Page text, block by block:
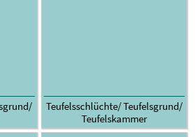
Teufelsschlüchte/ Teufelsgrund/
Teufelskammer